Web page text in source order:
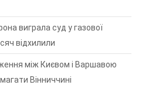
виграла суд у газової
відхилили
між Києвом і Варшавою
Вінниччині